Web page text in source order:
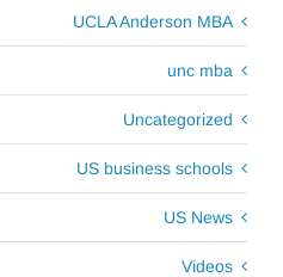
UCLA Anderson MBA
unc mba
Uncategorized
US business schools
US News
Videos